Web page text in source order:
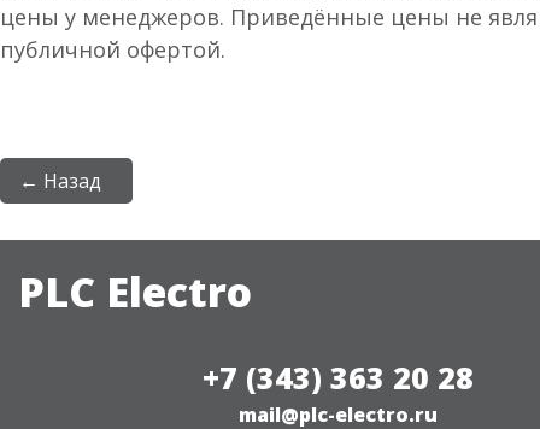
цены у менеджеров. Приведённые цены не
публичной офертой.
← Назад
PLC Electro
+7 (343) 363 20 28
mail@plc-electro.ru